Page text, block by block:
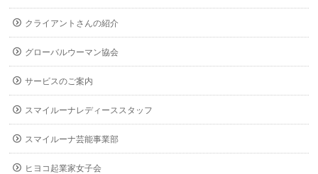
クライアントさんの紹介
グローバルウーマン協会
サービスのご案内
スマイルーナレディーススタッフ
スマイルーナ芸能事業部
ヒヨコ起業家女子会